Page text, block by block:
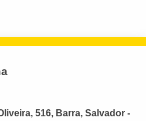
516, Barra, Salvador -